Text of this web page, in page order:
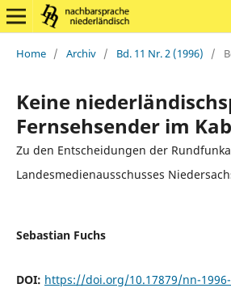
Home / Archiv / Bd. 11 Nr. 2 (1996) /
Keine
Fernsehsender im
Zu den Entscheidungen der
Landesmedienausschusses
Sebastian Fuchs
DOI: https://doi.org/10.17879/nn-1996-